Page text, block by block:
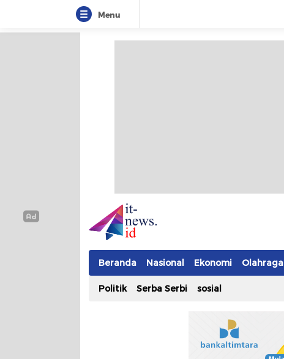
Menu
IT-NEWS
Update Cepat, Cerdas, dan Terpercaya
Beranda Nasional Ekonomi Olahraga
Politik Serba Serbi sosial